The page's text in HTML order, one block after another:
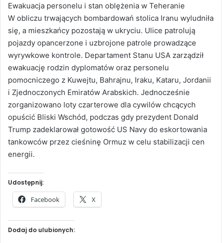
Ewakuacja personelu i stan oblężenia w Teheranie
W obliczu trwających bombardowań stolica Iranu wyludniła
się, a mieszkańcy pozostają w ukryciu. Ulice patrolują
pojazdy opancerzone i uzbrojone patrole prowadzące
wyrywkowe kontrole. Departament Stanu USA zarządził
ewakuację rodzin dyplomatów oraz personelu
pomocniczego z Kuwejtu, Bahrajnu, Iraku, Kataru, Jordanii
i Zjednoczonych Emiratów Arabskich. Jednocześnie
zorganizowano loty czarterowe dla cywilów chcących
opuścić Bliski Wschód, podczas gdy prezydent Donald
Trump zadeklarował gotowość US Navy do eskortowania
tankowców przez cieśninę Ormuz w celu stabilizacji cen
energii.
Udostępnij:
Facebook X
Dodaj do ulubionych: